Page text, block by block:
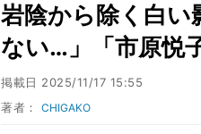
岩陰から除く白
ない…」「市原悦
掲載日 2025/11/17 15:55
著者：CHIGAKO